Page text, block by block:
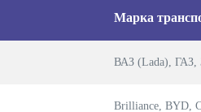
Марка
ВАЗ (Lada),
Brilliance, BYD,